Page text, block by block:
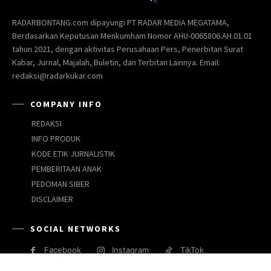
RADARBONTANG.com dipayungi PT RADAR MEDIA MEGATAMA,
Berdasarkan Keputusan Menkumham Nomor AHU-0065806.AH.01.01
tahun 2021, dengan aktivitas Perusahaan Pers, Penerbitan Surat
Kabar, Jurnal, Majalah, Buletin, dan Terbitan Lainnya. Email:
redaksi@radarkukar.com
COMPANY INFO
REDAKSI
INFO PRODUK
KODE ETIK JURNALISTIK
PEMBERITAAN ANAK
PEDOMAN SIBER
DISCLAIMER
SOCIAL NETWORKS
Facebook Instagram TikTok